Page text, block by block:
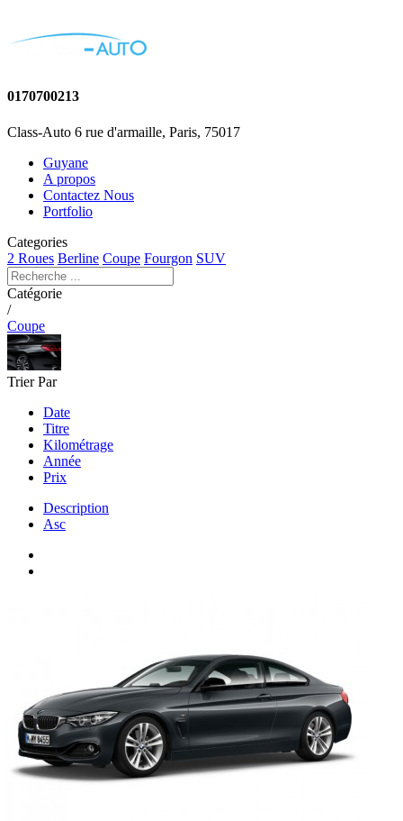
0170700213
Class-Auto 6 rue d'armaille, Paris, 75017
Guyane
A propos
Contactez Nous
Portfolio
Categories
2 Roues Berline Coupe Fourgon SUV
Catégorie
/
Coupe
Trier Par
Date
Titre
Kilométrage
Année
Prix
Description
Asc